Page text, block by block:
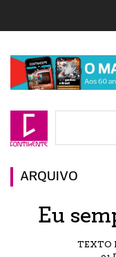
ARQUIVO
Eu
TEXTO